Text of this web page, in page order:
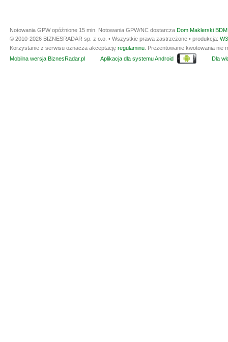
Notowania GPW opóźnione 15 min. Notowania GPW/NC dostarcza Dom Maklerski
© 2010-2026 BIZNESRADAR sp. z o.o. • Wszystkie prawa zastrzeżone • produkcja:
Korzystanie z serwisu oznacza akceptację regulaminu . Prezentowanie kwotowania
Mobilna wersja BiznesRadar.pl
Aplikacja dla systemu Android Dla